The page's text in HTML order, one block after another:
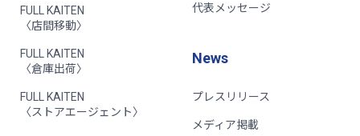
FULL KAITEN
〈店間移動〉
FULL KAITEN
〈倉庫出荷〉
FULL KAITEN
〈ストアエージェント〉
代表メッセージ
News
プレスリリース
メディア掲載